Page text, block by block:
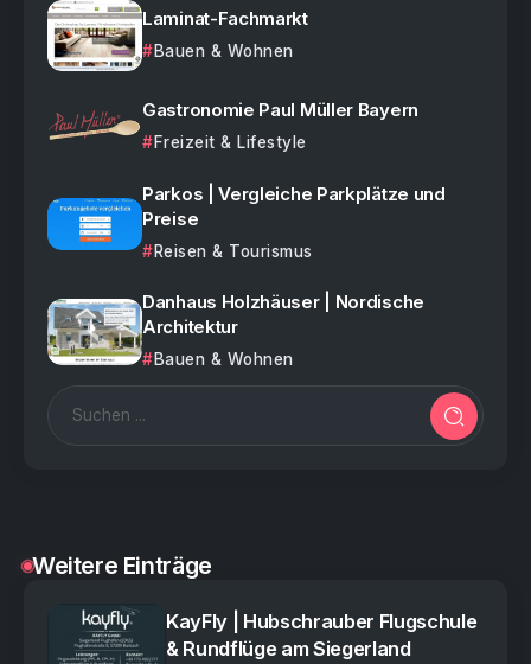
Laminat-Fachmarkt
Bauen & Wohnen
Gastronomie Paul Müller Bayern
Freizeit & Lifestyle
Parkos | Vergleiche Parkplätze und
Preise
Reisen & Tourismus
Danhaus Holzhäuser | Nordische
Architektur
Bauen & Wohnen
Weitere Einträge
KayFly | Hubschrauber Flugschule
& Rundflüge am Siegerland